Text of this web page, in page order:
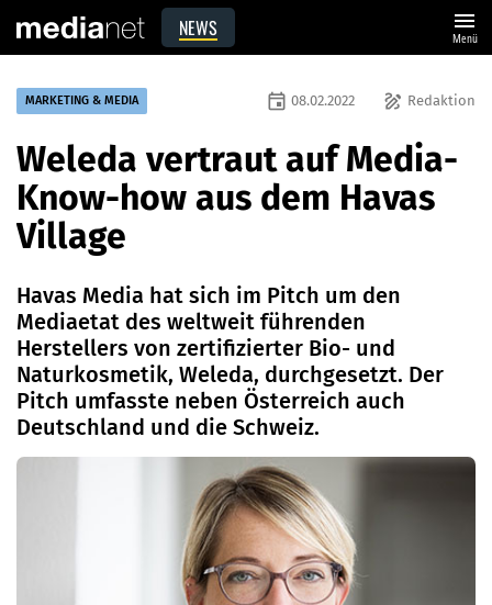
NEWS menu
Menü
MARKETING & MEDIA draw Redaktion
event 08.02.2022
Weleda vertraut auf Media-
Know-how aus dem Havas
Village
Havas Media hat sich im Pitch um den
Mediaetat des weltweit führenden
Herstellers von zertifizierter Bio- und
Naturkosmetik, Weleda, durchgesetzt. Der
Pitch umfasste neben Österreich auch
Deutschland und die Schweiz.